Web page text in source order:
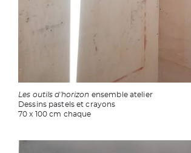
Les outils d'horizon ensemble atelier
Dessins pastels et crayons
70 x 100 cm chaque